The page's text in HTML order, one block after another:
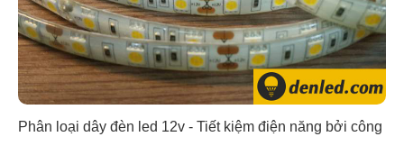
Phân loại dây đèn led 12v - Tiết kiệm điện năng bởi công